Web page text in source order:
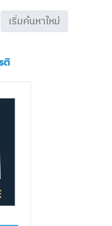
เริ่มค้นหาใหม่
ติ